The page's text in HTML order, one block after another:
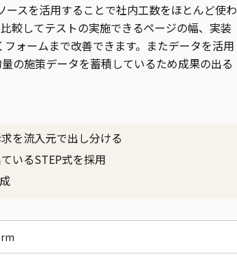
スを活用することで社内工数をほとんど使わ
較してテストの実施できるページの幅、実装
ォームまで改善できます。またデータを活用
の施策データを蓄積しているため成果の出る
を流入元で出し分ける
いるSTEP式を採用